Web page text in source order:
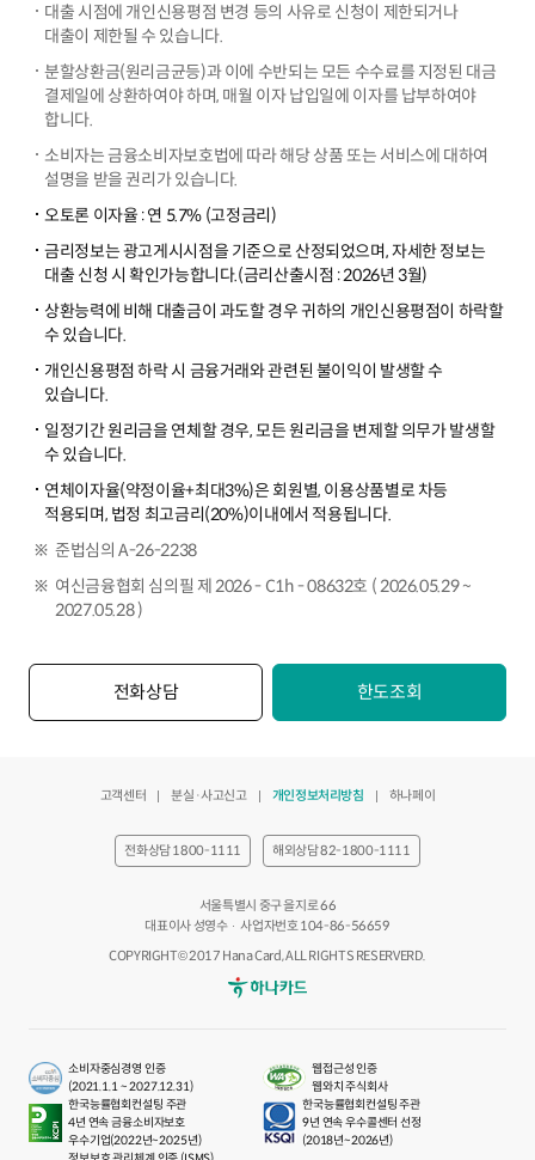
대출 시점에 개인신용평점 변경 등의 사유로 신청이 제한되거나
대출이 제한될 수 있습니다.
분할상환금(원리금균등)과 이에 수반되는 모든 수수료를 지정된 대금
결제일에 상환하여야 하며, 매월 이자 납입일에 이자를 납부하여야
합니다.
소비자는 금융소비자보호법에 따라 해당 상품 또는 서비스에 대하여
설명을 받을 권리가 있습니다.
오토론 이자율 : 연 5.7% (고정금리)
금리정보는 광고게시시점을 기준으로 산정되었으며, 자세한 정보는
대출 신청 시 확인가능합니다.(금리산출시점 : 2026년 3월)
상환능력에 비해 대출금이 과도할 경우 귀하의 개인신용평점이 하락할
수 있습니다.
개인신용평점 하락 시 금융거래와 관련된 불이익이 발생할 수
있습니다.
일정기간 원리금을 연체할 경우, 모든 원리금을 변제할 의무가 발생할
수 있습니다.
연체이자율(약정이율+최대3%)은 회원별, 이용상품별로 차등
적용되며, 법정 최고금리(20%)이내에서 적용됩니다.
준법심의 A-26-2238
여신금융협회 심의필 제 2026 - C1h - 08632호 ( 2026.05.29 ~
2027.05.28 )
전화상담 한도조회
고객센터 분실·사고신고 개인정보처리방침 하나페이
전화상담 1800-1111 해외상담 82-1800-1111
서울특별시 중구 을지로 66
대표이사 성영수
사업자번호 104-86-56659
COPYRIGHT© 2017 Hana Card, ALL RIGHTS RESERVERD.
소비자중심경영 인증
(2021.1.1 ~ 2027.12.31)
웹접근성 인증
웹와치 주식회사
한국능률협회컨설팅 주관
4년 연속 금융소비자보호
우수기업(2022년~2025년)
한국능률협회컨설팅 주관
9년 연속 우수콜센터 선정
(2018년~2026년)